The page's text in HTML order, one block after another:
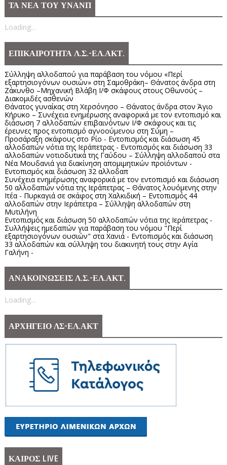
ΤΑ ΝΕΑ ΤΟΥ ΥΝΑΝΠ
Loading...
ΕΠΙΚΑΙΡΟΤΗΤΑ Λ.Σ.-ΕΛ.ΑΚΤ.
Σύλληψη αλλοδαπού για παράβαση του νόμου «Περί
εξαρτησιογόνων ουσιών» στη Σαμοθράκη– Θάνατος άνδρα στη
Ζάκυνθο –Μηχανική Βλάβη Ι/Φ σκάφους στους Οθωνούς –
Διακομιδές ασθενών
Θάνατος γυναίκας στη Χερσόνησο – Θάνατος άνδρα στον Άγιο
Κήρυκο – Συνέχεια ενημέρωσης αναφορικά με τον εντοπισμό και
διάσωση 7 αλλοδαπών επιβαινόντων Ι/Φ σκάφους και τις
έρευνες προς εντοπισμό αγνοούμενου στη Σύμη –
Προσάραξη σκάφους στο Ρίο - Εντοπισμός και διάσωση 45
αλλοδαπών νότια της Ιεράπετρας - Εντοπισμός και διάσωση 33
αλλοδαπών νοτιοδυτικά της Γαύδου – Σύλληψη αλλοδαπού στα
Νέα Μουδανιά για διακίνηση απομιμητικών προϊόντων -
Εντοπισμός και διάσωση 32 αλλοδαπ
Συνέχεια ενημέρωσης αναφορικά με τον εντοπισμό και διάσωση
50 αλλοδαπών νότια της Ιεράπετρας – Θάνατος λουόμενης στην
Ιτέα - Πυρκαγιά σε σκάφος στη Χαλκιδική – Εντοπισμός 44
αλλοδαπών στην Ιεράπετρα – Σύλληψη αλλοδαπών στη
Μυτιλήνη
Εντοπισμός και διάσωση 50 αλλοδαπών νότια της Ιεράπετρας -
Συλλήψεις ημεδαπών για παράβαση του νόμου "Περί
εξαρτησιογόνων ουσιών" στα Χανιά - Εντοπισμός και διάσωση
33 αλλοδαπών και σύλληψη του διακινητή τους στην Αγία
Γαλήνη -
ΑΝΑΚΟΙΝΩΣΕΙΣ Λ.Σ.-ΕΛ.ΑΚΤ.
Loading...
ΑΡΧΗΓΕΙΟ ΛΣ-ΕΛ.ΑΚΤ
ΚΑΙΡΟΣ LIVE